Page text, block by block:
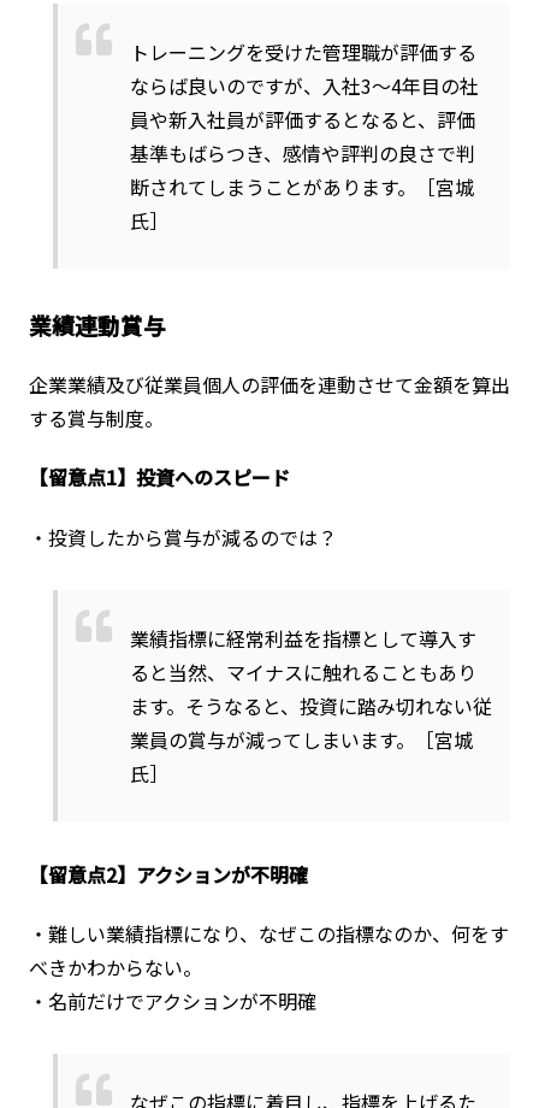
トレーニングを受けた管理職が評価する
ならば良いのですが、入社3〜4年目の社
員や新入社員が評価するとなると、評価
基準もばらつき、感情や評判の良さで判
断されてしまうことがあります。［宮城
氏］
業績連動賞与
企業業績及び従業員個人の評価を連動させて金額を算出
する賞与制度。
【留意点1】投資へのスピード
・投資したから賞与が減るのでは？
業績指標に経常利益を指標として導入す
ると当然、マイナスに触れることもあり
ます。そうなると、投資に踏み切れない従
業員の賞与が減ってしまいます。［宮城
氏］
【留意点2】アクションが不明確
・難しい業績指標になり、なぜこの指標なのか、何をす
べきかわからない。
・名前だけでアクションが不明確
なぜこの指標に着目し、指標を上げるた